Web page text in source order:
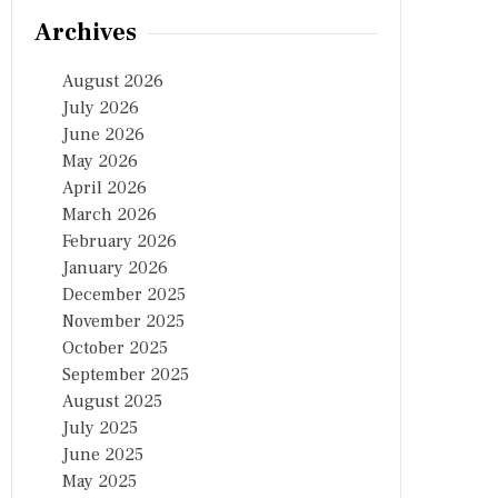
Archives
August 2026
July 2026
June 2026
May 2026
April 2026
March 2026
February 2026
January 2026
December 2025
November 2025
October 2025
September 2025
August 2025
July 2025
June 2025
May 2025